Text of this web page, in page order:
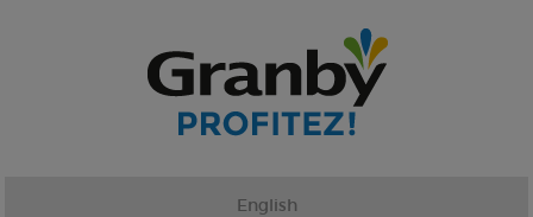
English